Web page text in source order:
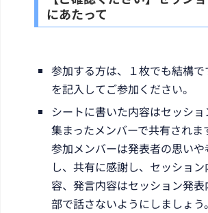
にあたって
参加する方は、１枚でも結構で
を記入してご参加ください。
シートに書いた内容はセッショ
集まったメンバーで共有されま
参加メンバーは発表者の思い
し、共有に感謝し、セッショ
容、発言内容はセッション発
部で話さないようにしましょう。